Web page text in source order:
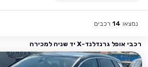
נמצאו 14 רכבים
רכבי אופל גרנדלנד-X יד שניה למכירה